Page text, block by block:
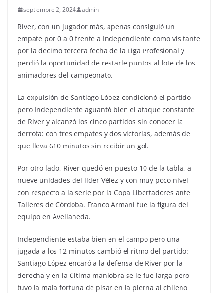
septiembre 2, 2024 admin
River, con un jugador más, apenas consiguió un
empate por 0 a 0 frente a Independiente como visitante
por la decimo tercera fecha de la Liga Profesional y
perdió la oportunidad de restarle puntos al lote de los
animadores del campeonato.
La expulsión de Santiago López condicionó el partido
pero Independiente aguantó bien el ataque constante
de River y alcanzó los cinco partidos sin conocer la
derrota: con tres empates y dos victorias, además de
que lleva 610 minutos sin recibir un gol.
Por otro lado, River quedó en puesto 10 de la tabla, a
nueve unidades del líder Vélez y con muy poco nivel
con respecto a la serie por la Copa Libertadores ante
Talleres de Córdoba. Franco Armani fue la figura del
equipo en Avellaneda.
Independiente estaba bien en el campo pero una
jugada a los 12 minutos cambió el ritmo del partido:
Santiago López encaró a la defensa de River por la
derecha y en la última maniobra se le fue larga pero
tuvo la mala fortuna de pisar en la pierna al chileno